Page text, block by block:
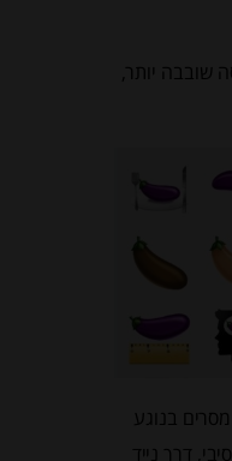
שובבה יותר,
בנוגע
דרך נייד